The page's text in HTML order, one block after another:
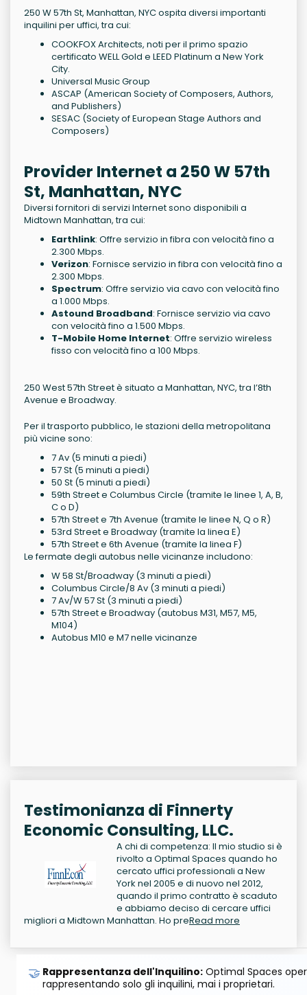
250 W 57th St, Manhattan, NYC ospita diversi importanti
inquilini per uffici, tra cui:
COOKFOX Architects, noti per il primo spazio
certificato WELL Gold e LEED Platinum a New York
City.
Universal Music Group
ASCAP (American Society of Composers, Authors,
and Publishers)
SESAC (Society of European Stage Authors and
Composers)
Provider Internet a 250 W 57th
St, Manhattan, NYC
Diversi fornitori di servizi Internet sono disponibili a
Midtown Manhattan, tra cui:
Earthlink: Offre servizio in fibra con velocità fino a
2.300 Mbps.
Verizon: Fornisce servizio in fibra con velocità fino a
2.300 Mbps.
Spectrum: Offre servizio via cavo con velocità fino
a 1.000 Mbps.
Astound Broadband: Fornisce servizio via cavo
con velocità fino a 1.500 Mbps.
T-Mobile Home Internet: Offre servizio wireless
fisso con velocità fino a 100 Mbps.
250 West 57th Street è situato a Manhattan, NYC, tra l’8th
Avenue e Broadway.
Per il trasporto pubblico, le stazioni della metropolitana
più vicine sono:
7 Av (5 minuti a piedi)
57 St (5 minuti a piedi)
50 St (5 minuti a piedi)
59th Street e Columbus Circle (tramite le linee 1, A, B,
C o D)
57th Street e 7th Avenue (tramite le linee N, Q o R)
53rd Street e Broadway (tramite la linea E)
57th Street e 6th Avenue (tramite la linea F)
Le fermate degli autobus nelle vicinanze includono:
W 58 St/Broadway (3 minuti a piedi)
Columbus Circle/8 Av (3 minuti a piedi)
7 Av/W 57 St (3 minuti a piedi)
57th Street e Broadway (autobus M31, M57, M5,
M104)
Autobus M10 e M7 nelle vicinanze
Testimonianza di Finnerty
Economic Consulting, LLC.
A chi di competenza: Il mio studio si è
rivolto a Optimal Spaces quando ho
cercato uffici professionali a New
York nel 2005 e di nuovo nel 2012,
quando il primo contratto è scaduto
e abbiamo deciso di cercare uffici
migliori a Midtown Manhattan. Ho preRead more
🤝 Rappresentanza dell'Inquilino: Optimal Spaces
rappresentando solo gli inquilini, mai i proprietari.